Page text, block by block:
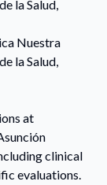
la Salud,
Nuestra
la Salud,
at
clinical
evaluations.